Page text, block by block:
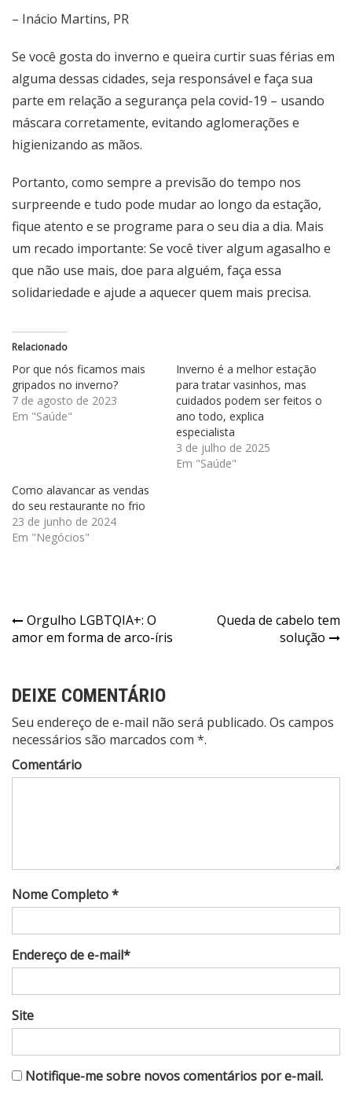
– Inácio Martins, PR
Se você gosta do inverno e queira curtir suas férias em
alguma dessas cidades, seja responsável e faça sua
parte em relação a segurança pela covid-19 – usando
máscara corretamente, evitando aglomerações e
higienizando as mãos.
Portanto, como sempre a previsão do tempo nos
surpreende e tudo pode mudar ao longo da estação,
fique atento e se programe para o seu dia a dia. Mais
um recado importante: Se você tiver algum agasalho e
que não use mais, doe para alguém, faça essa
solidariedade e ajude a aquecer quem mais precisa.
Relacionado
Por que nós ficamos mais
gripados no inverno?
7 de agosto de 2023
Em "Saúde"
Inverno é a melhor estação
para tratar vasinhos, mas
cuidados podem ser feitos o
ano todo, explica
especialista
3 de julho de 2025
Em "Saúde"
Como alavancar as vendas
do seu restaurante no frio
23 de junho de 2024
Em "Negócios"
Navegação
de
Orgulho LGBTQIA+: O
amor em forma de arco-íris
Queda de cabelo tem
solução
DEIXE COMENTÁRIO
Seu endereço de e-mail não será publicado. Os campos
necessários são marcados com *.
Comentário
Nome Completo *
Endereço de e-mail*
Site
Notifique-me sobre novos comentários por e-mail.